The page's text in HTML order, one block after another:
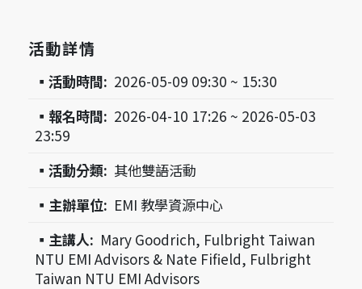
活動詳情
▪活動時間: 2026-05-09 09:30 ~ 15:30
▪報名時間: 2026-04-10 17:26 ~ 2026-05-03
23:59
▪活動分類: 其他雙語活動
▪主辦單位: EMI 教學資源中心
▪主講人: Mary Goodrich, Fulbright Taiwan
NTU EMI Advisors & Nate Fifield, Fulbright
Taiwan NTU EMI Advisors